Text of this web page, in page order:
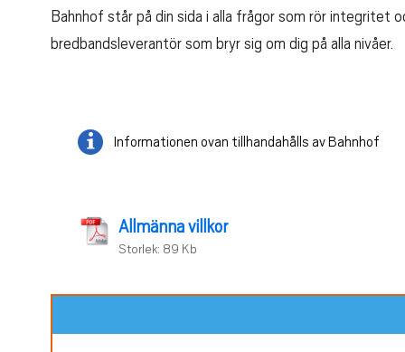
Bahnhof står på din sida i alla frågor som rör integritet
bredbandsleverantör som bryr sig om dig på alla nivåer.
Informationen ovan tillhandahålls av Bahnhof
Allmänna villkor
Storlek: 89 Kb